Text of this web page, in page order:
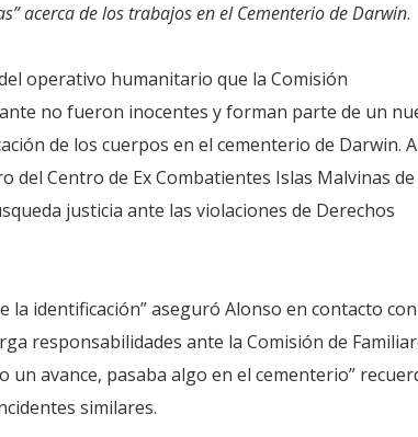
acerca de los trabajos en el Cementerio de Darwin.
operativo humanitario que la Comisión
no fueron inocentes y forman parte de un
de los cuerpos en el cementerio de Darwin. A
del Centro de Ex Combatientes Islas Malvinas de
justicia ante las violaciones de Derechos
la identificación” aseguró Alonso en contacto con
responsabilidades ante la Comisión de
un avance, pasaba algo en el cementerio”
similares.